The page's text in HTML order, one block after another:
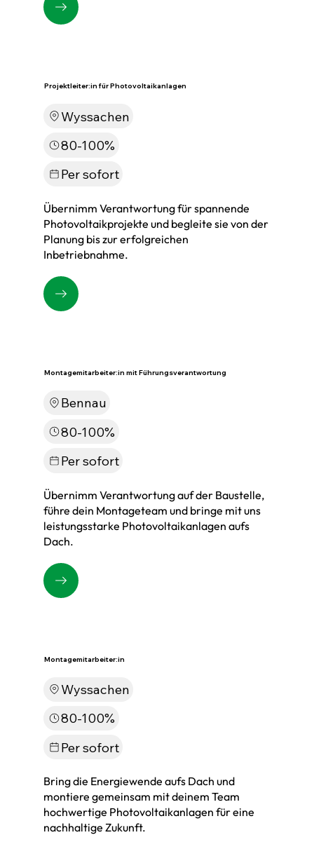
Projektleiter:in für Photovoltaikanlagen
Wyssachen
80-100%
Per sofort
Übernimm Verantwortung für spannende
Photovoltaikprojekte und begleite sie von der
Planung bis zur erfolgreichen
Inbetriebnahme.
Montagemitarbeiter:in mit Führungsverantwortung
Bennau
80-100%
Per sofort
Übernimm Verantwortung auf der Baustelle,
führe dein Montageteam und bringe mit uns
leistungsstarke Photovoltaikanlagen aufs
Dach.
Montagemitarbeiter:in
Wyssachen
80-100%
Per sofort
Bring die Energiewende aufs Dach und
montiere gemeinsam mit deinem Team
hochwertige Photovoltaikanlagen für eine
nachhaltige Zukunft.